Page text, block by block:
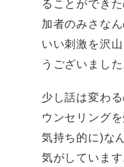
ることができ
加者のみさなん
いい刺激を沢
うございました
少し話は変わ
ウンセリング
気持ち的に)な
気がしていま